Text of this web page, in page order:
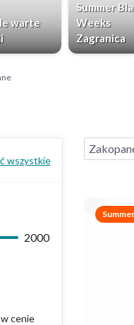
warte
Summer
Weeks
Zagranica
wszystkie
2000
cenie